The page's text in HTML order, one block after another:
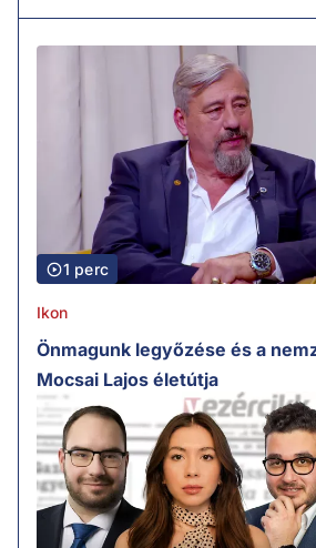
1 perc
Ikon
Önmagunk legyőzése és a
Mocsai Lajos életútja